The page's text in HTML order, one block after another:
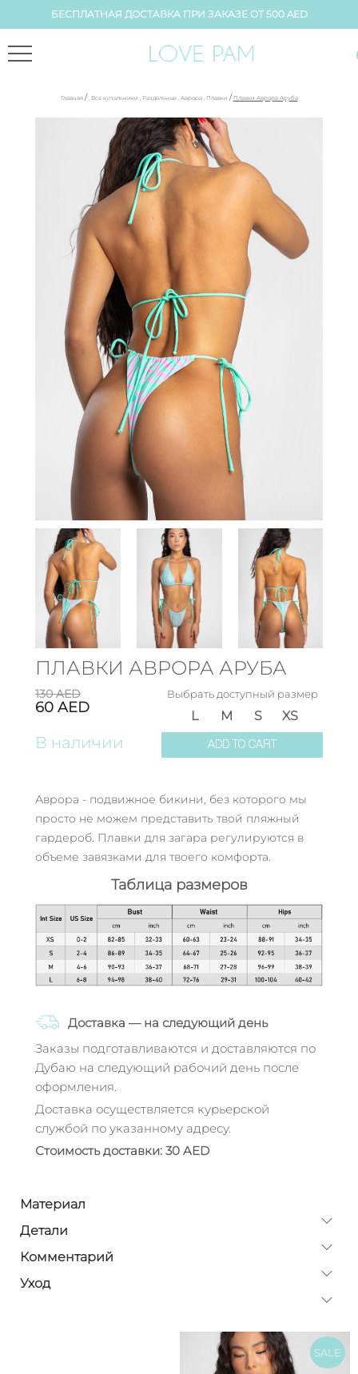
БЕСПЛАТНАЯ ДОСТАВКА ПРИ ЗАКАЗЕ ОТ 500 AED
Главная / , Все купальники , Раздельные, Аврора, Плавки / Плавки Аврора Аруба
ПЛАВКИ АВРОРА АРУБА
130AED
60 AED
В наличии
Выбрать доступный размер
XS
S
M
L
ADD TO CART
Аврора - подвижное бикини, без которого мы
просто не можем представить твой пляжный
гардероб. Плавки для загара регулируются в
объеме завязками для твоего комфорта.
Таблица размеров
Доставка — на следующий день
Заказы подготавливаются и доставляются по
Дубаю на следующий рабочий день после
оформления.
Доставка осуществляется курьерской
службой по указанному адресу.
Стоимость доставки: 30 AED
Материал
Детали
Комментарий
Уход
SALE